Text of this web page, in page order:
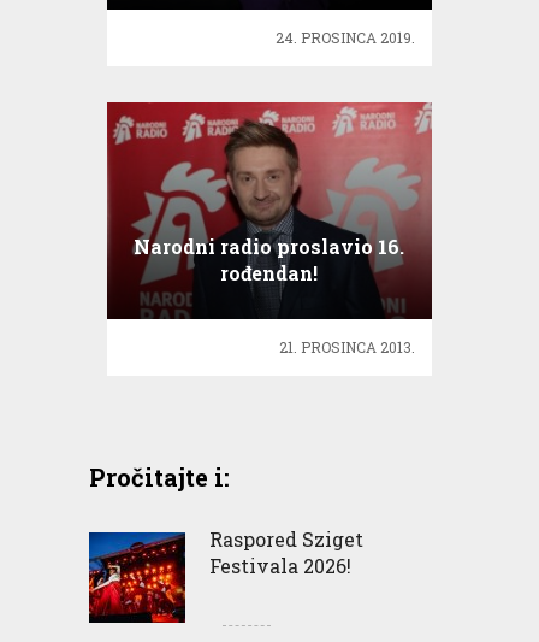
24. PROSINCA 2019.
Narodni radio proslavio 16.
rođendan!
21. PROSINCA 2013.
Pročitajte i:
Raspored Sziget
Festivala 2026!